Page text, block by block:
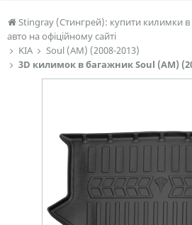
Stingray (Стингрей): купити килимки
авто на офіційному сайті
KIA
Soul (AM) (2008-2013)
3D килимок в багажник Soul (AM)